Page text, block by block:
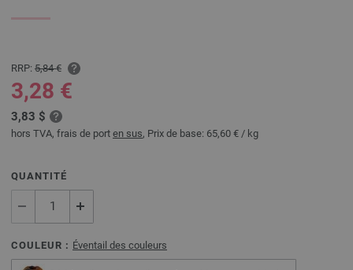
RRP: 5,84 €
3,28 €
3,83 $
hors TVA, frais de port en sus, Prix de base: 65,60 € / kg
QUANTITÉ
COULEUR : Éventail des couleurs